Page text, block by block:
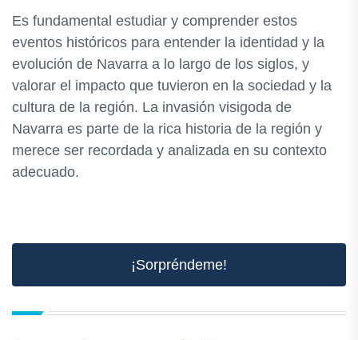
Es fundamental estudiar y comprender estos
eventos históricos para entender la identidad y la
evolución de Navarra a lo largo de los siglos, y
valorar el impacto que tuvieron en la sociedad y la
cultura de la región. La invasión visigoda de
Navarra es parte de la rica historia de la región y
merece ser recordada y analizada en su contexto
adecuado.
¡Sorpréndeme!